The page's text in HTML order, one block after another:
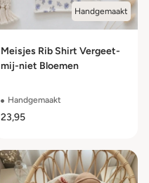
Handgemaakt
Meisjes Rib Shirt Vergeet-
mij-niet Bloemen
Handgemaakt
23,95